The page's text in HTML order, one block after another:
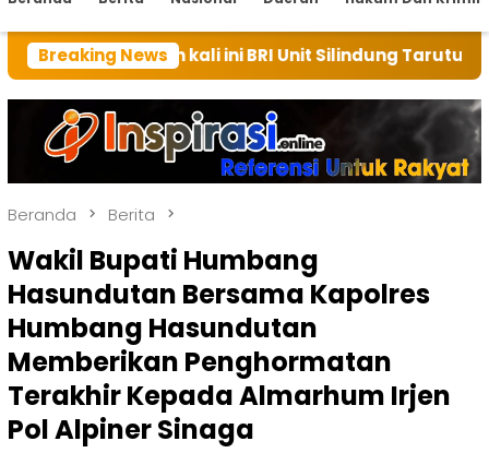
Breaking News
kali ini BRI Unit Silindung Tarutung Ingatkan
Beranda Berita
Wakil Bupati Humbang
Hasundutan Bersama Kapolres
Humbang Hasundutan
Memberikan Penghormatan
Terakhir Kepada Almarhum Irjen
Pol Alpiner Sinaga